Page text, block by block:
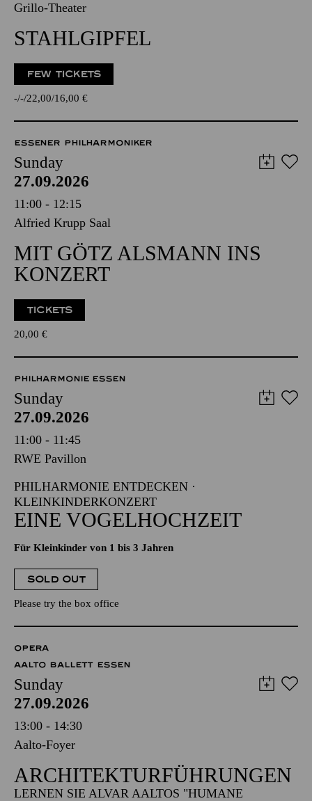
Grillo-Theater
STAHLGIPFEL
FEW TICKETS
- - 22,00 16,00 €
ESSENER PHILHARMONIKER
Sunday
27.09.2026
11:00 - 12:15
Alfried Krupp Saal
MIT GÖTZ ALSMANN INS
KONZERT
TICKETS
20,00 €
PHILHARMONIE ESSEN
Sunday
27.09.2026
11:00 - 11:45
RWE Pavillon
PHILHARMONIE ENTDECKEN ·
KLEINKINDERKONZERT
EINE VOGELHOCHZEIT
Für Kleinkinder von 1 bis 3 Jahren
SOLD OUT
Please try the box office
OPERA
AALTO BALLETT ESSEN
Sunday
27.09.2026
13:00 - 14:30
Aalto-Foyer
ARCHITEKTUR­FÜHRUNGEN
LERNEN SIE ALVAR AALTOS "HUMANE